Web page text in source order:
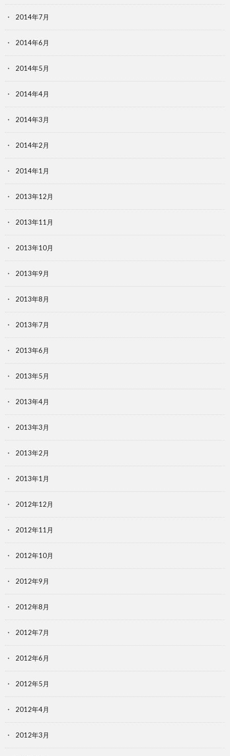
2014年7月
2014年6月
2014年5月
2014年4月
2014年3月
2014年2月
2014年1月
2013年12月
2013年11月
2013年10月
2013年9月
2013年8月
2013年7月
2013年6月
2013年5月
2013年4月
2013年3月
2013年2月
2013年1月
2012年12月
2012年11月
2012年10月
2012年9月
2012年8月
2012年7月
2012年6月
2012年5月
2012年4月
2012年3月